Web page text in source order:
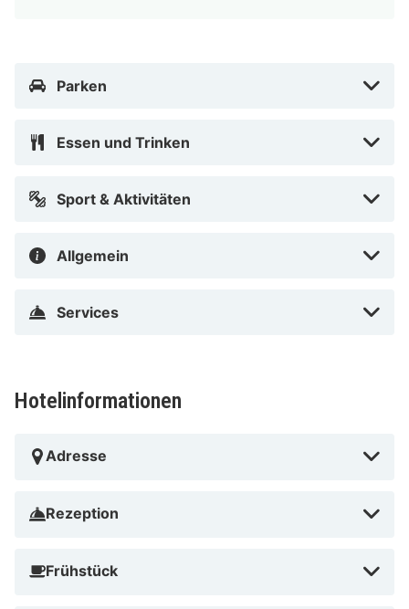
Parken
Essen und Trinken
Sport & Aktivitäten
Allgemein
Services
Hotelinformationen
Adresse
Rezeption
Frühstück